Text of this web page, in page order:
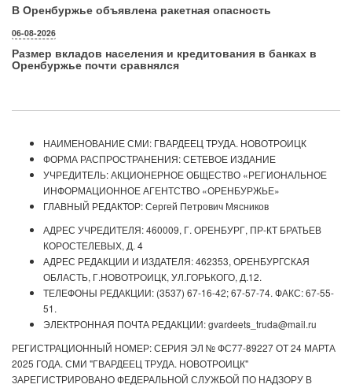
В Оренбуржье объявлена ракетная опасность
06-08-2026
Размер вкладов населения и кредитования в банках в
Оренбуржье почти сравнялся
НАИМЕНОВАНИЕ СМИ: ГВАРДЕЕЦ ТРУДА. НОВОТРОИЦК
ФОРМА РАСПРОСТРАНЕНИЯ: СЕТЕВОЕ ИЗДАНИЕ
УЧРЕДИТЕЛЬ: АКЦИОНЕРНОЕ ОБЩЕСТВО «РЕГИОНАЛЬНОЕ
ИНФОРМАЦИОННОЕ АГЕНТСТВО «ОРЕНБУРЖЬЕ»
ГЛАВНЫЙ РЕДАКТОР: Сергей Петрович Мясников
АДРЕС УЧРЕДИТЕЛЯ: 460009, Г. ОРЕНБУРГ, ПР-КТ БРАТЬЕВ
КОРОСТЕЛЕВЫХ, Д. 4
АДРЕС РЕДАКЦИИ И ИЗДАТЕЛЯ: 462353, ОРЕНБУРГСКАЯ
ОБЛАСТЬ, Г.НОВОТРОИЦК, УЛ.ГОРЬКОГО, Д.12.
ТЕЛЕФОНЫ РЕДАКЦИИ: (3537) 67-16-42; 67-57-74. ФАКС: 67-55-
51.
ЭЛЕКТРОННАЯ ПОЧТА РЕДАКЦИИ: gvardeets_truda@mail.ru
РЕГИСТРАЦИОННЫЙ НОМЕР: СЕРИЯ ЭЛ № ФС77-89227 ОТ 24 МАРТА
2025 ГОДА. СМИ "ГВАРДЕЕЦ ТРУДА. НОВОТРОИЦК"
ЗАРЕГИСТРИРОВАНО ФЕДЕРАЛЬНОЙ СЛУЖБОЙ ПО НАДЗОРУ В